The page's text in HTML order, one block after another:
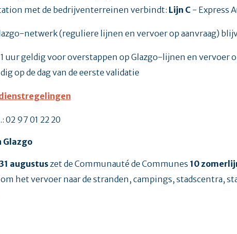
met de bedrijventerreinen verbindt: Lijn C - Express
netwerk (reguliere lijnen en vervoer op aanvraag)
uur geldig voor overstappen op Glazgo-lijnen en vervoer
op de dag van de eerste validatie
02 97 01 22 20
Glazgo
augustuszet de Communauté de Communes 10
het vervoer naar de stranden, campings, stadscentra,